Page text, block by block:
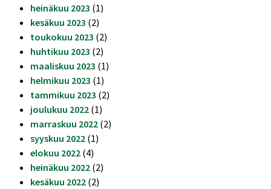
heinäkuu 2023 (1)
kesäkuu 2023 (2)
toukokuu 2023 (2)
huhtikuu 2023 (2)
maaliskuu 2023 (1)
helmikuu 2023 (1)
tammikuu 2023 (2)
joulukuu 2022 (1)
marraskuu 2022 (2)
syyskuu 2022 (1)
elokuu 2022 (4)
heinäkuu 2022 (2)
kesäkuu 2022 (2)